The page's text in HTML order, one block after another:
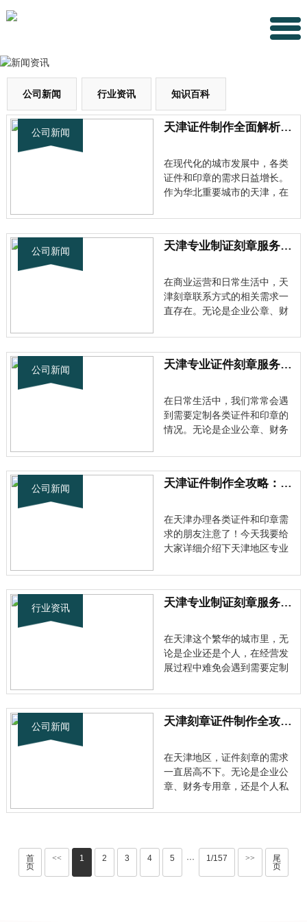
公司新闻 行业资讯 知识百科
公司新闻 天津证件制作全面解析：从刻章到证书一站式服务全指南
在现代化的城市发展中，各类
证件和印章的需求日益增长。
作为华北重要城市的天津，在
服务体系。天津证件制作联系
电话背后的产业生态，正逐渐
成为城市服务业的重要组成部
前天津的刻章市场已经相当成
熟，···
公司新闻 天津专业制证刻章服务全解析：选择正规渠道的重要性
在商业运营和日常生活中，天
津刻章联系方式的相关需求一
直存在。无论是企业公章、财
类印章制作，都涉及到重要的
法律和安全问题。 了解行业标
准与规范 目前市场上从事天津
服务质量参差不齐。天津刻章
联系···
公司新闻 天津专业证件刻章服务全解析：快速制作各类证书印章
在日常生活中，我们常常会遇
到需要定制各类证件和印章的
情况。无论是企业公章、财务
专用章等，专业的制证刻章服
务都能满足我们的需求。 天津
专业制证刻章行业现状 随着经
话咨询服务越来越受到关注。
作为···
公司新闻 天津证件制作全攻略：专业刻章证书服务详解
在天津办理各类证件和印章需
求的朋友注意了！今天我要给
大家详细介绍下天津地区专业
的天津证件刻章服务 天津作为
北方重要城市，对各类证件和
印章的需求量非常大。所谓天
具备正规资质、专业技术的正
规服···
行业资讯 天津专业制证刻章服务全攻略：从选材到成品一站式指南
在天津这个繁华的城市里，无
论是企业还是个人，在经营发
展过程中难免会遇到需要定制
专业制证行业经过多年的沉淀
和发展，已经形成了完善的服
务体系，能够满足不同客户的
场现状分析 随着经济的快速发
展，···
公司新闻 天津刻章证件制作全攻略：专业服务满足各类需求
在天津地区，证件刻章的需求
一直居高不下。无论是企业公
章、财务专用章，还是个人私
作，都离不开专业的技术支持
天津专业制证行业现状 随着经
济的发展，天津刻章联系方式
首
页
<< 1 2 3 4 5 ··· 1/157 >>
尾
页